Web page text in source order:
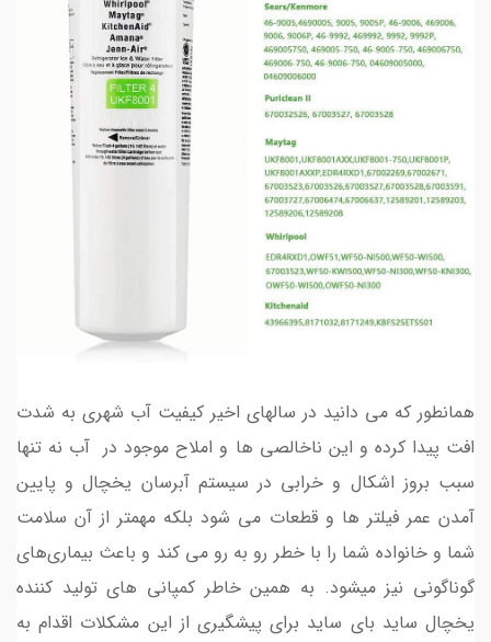
همانطور که می دانید در سالهای اخیر کیفیت آب شهری به شدت
افت پیدا کرده و این ناخالصی ها و املاح موجود در آب نه تنها
سبب بروز اشکال و خرابی در سیستم‌ آبرسان یخچال و پایین
آمدن عمر فیلتر ها و قطعات می شود بلکه مهمتر از آن سلامت
شما و خانواده شما را با خطر رو به رو می کند و باعث بیماری‌های
گوناگونی نیز میشود. به همین خاطر کمپانی های تولید کننده
یخچال ساید بای ساید برای پیشگیری از این مشکلات اقدام به